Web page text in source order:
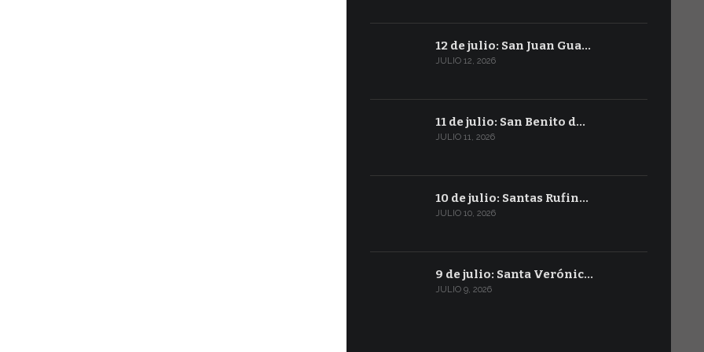
12 de julio: San Juan Gua…
JULIO 12, 2026
11 de julio: San Benito d…
JULIO 11, 2026
10 de julio: Santas Rufin…
JULIO 10, 2026
9 de julio: Santa Verónic…
JULIO 9, 2026